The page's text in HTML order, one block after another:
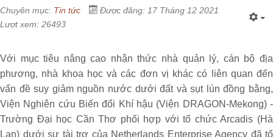
Chuyên mục: Tin tức
Được đăng: 17 Tháng 12 2021
Lượt xem: 26493
Với mục tiêu nâng cao nhận thức nhà quản lý, cán bộ địa
phương, nhà khoa học và các đơn vị khác có liên quan đến
vấn đề suy giảm nguồn nước dưới đất và sụt lún đồng bằng,
Viện Nghiên cứu Biến đổi Khí hậu (Viện DRAGON-Mekong) -
Trường Đại học Cần Thơ phối hợp với tổ chức Arcadis (Hà
Lan) dưới sự tài trợ của Netherlands Enterprise Agency đã tổ